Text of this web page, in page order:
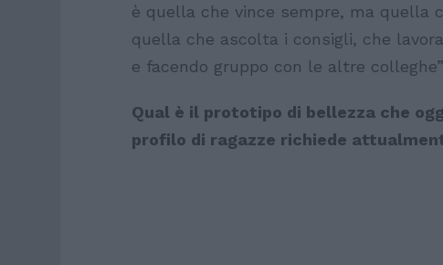
è quella che vince sempre, ma quella
quella che ascolta i consigli, che
e facendo gruppo con le altre
Qual è il prototipo di bellezza che
profilo di ragazze richiede